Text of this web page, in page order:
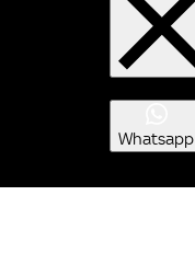
Whatsapp